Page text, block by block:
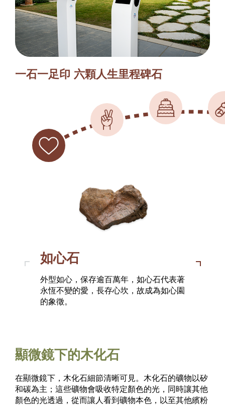
一石一足印 六顆人生里程碑石
如心石
外型如心，保存逾百萬年，如心石代表著
永恆不變的愛，長存心坎，故成為如心園
的象徵。
形似V字手勢的木化石，代表著取得各種
大小成就而帶來的滿足。
由三顆樹幹化石組成，看似三層蛋糕，是
慶祝週年紀念的專屬佈景。
木化石恍如畢業證書，讓學生分享完成學
業的喜悅，並期盼著人生另一頁新篇
章。
一對巨型「指環」圍繞著木化「寶石」，
象徵終生不渝的誓盟。
紋理豐富的木化石，就像向外環抱的雙
手，表達相聚一刻的情感。
顯微鏡下的木化石
在顯微鏡下，木化石細節清晰可見。木化石的礦物以矽
和碳為主；這些礦物會吸收特定顏色的光，同時讓其他
顏色的光透過，從而讓人看到礦物本色，以至其他繽粉